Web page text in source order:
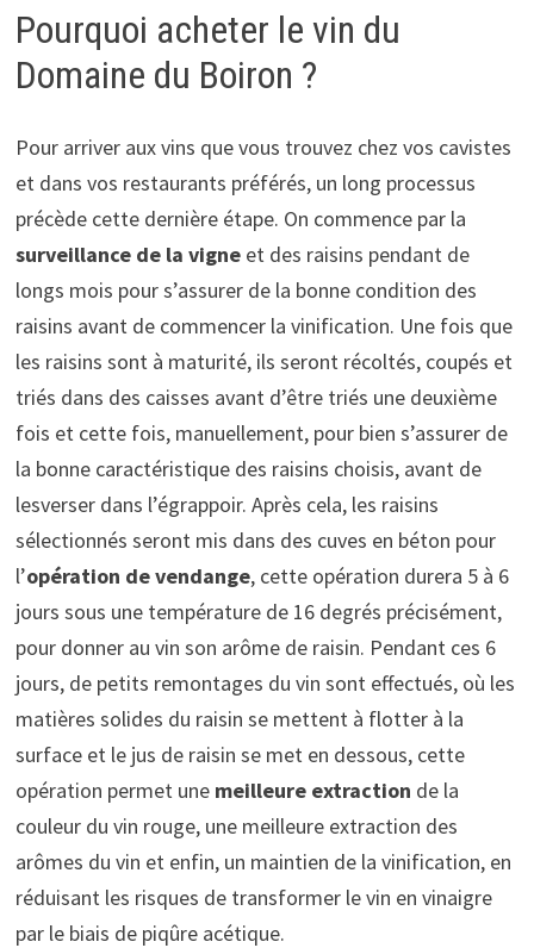
Pourquoi acheter le vin du
Domaine du Boiron ?
Pour arriver aux vins que vous trouvez chez vos cavistes
et dans vos restaurants préférés, un long processus
précède cette dernière étape. On commence par la
surveillance de la vigne et des raisins pendant de
longs mois pour s’assurer de la bonne condition des
raisins avant de commencer la vinification. Une fois que
les raisins sont à maturité, ils seront récoltés, coupés et
triés dans des caisses avant d’être triés une deuxième
fois et cette fois, manuellement, pour bien s’assurer de
la bonne caractéristique des raisins choisis, avant de
lesverser dans l’égrappoir. Après cela, les raisins
sélectionnés seront mis dans des cuves en béton pour
l’opération de vendange, cette opération durera 5 à 6
jours sous une température de 16 degrés précisément,
pour donner au vin son arôme de raisin. Pendant ces 6
jours, de petits remontages du vin sont effectués, où les
matières solides du raisin se mettent à flotter à la
surface et le jus de raisin se met en dessous, cette
opération permet une meilleure extraction de la
couleur du vin rouge, une meilleure extraction des
arômes du vin et enfin, un maintien de la vinification, en
réduisant les risques de transformer le vin en vinaigre
par le biais de piqûre acétique.